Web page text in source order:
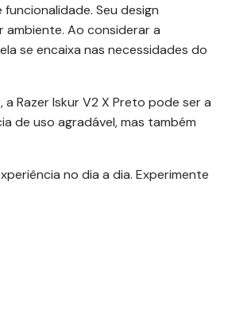
Seu design
ambiente. Ao considerar a
se encaixa nas necessidades do
Razer Iskur V2 X Preto pode ser a
de uso agradável, mas também
no dia a dia. Experimente